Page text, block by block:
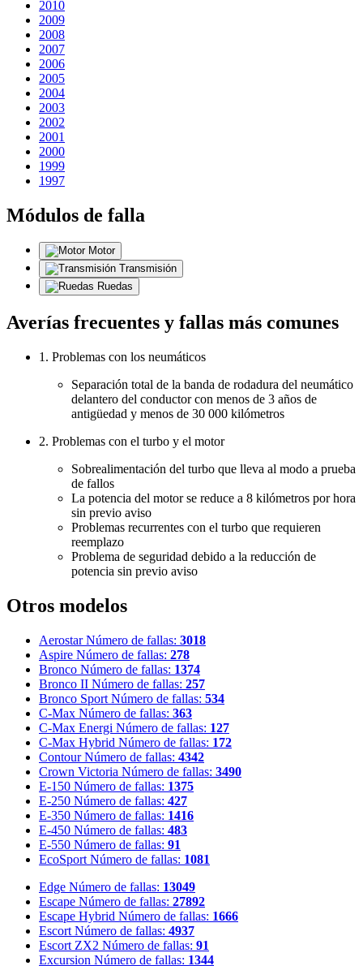
2010
2009
2008
2007
2006
2005
2004
2003
2002
2001
2000
1999
1997
Módulos de falla
Motor
Transmisión
Ruedas
Averías frecuentes y fallas más comunes
1. Problemas con los neumáticos
Separación total de la banda de rodadura del neumático
delantero del conductor con menos de 3 años de
antigüedad y menos de 30 000 kilómetros
2. Problemas con el turbo y el motor
Sobrealimentación del turbo que lleva al modo a prueba
de fallos
La potencia del motor se reduce a 8 kilómetros por hora
sin previo aviso
Problemas recurrentes con el turbo que requieren
reemplazo
Problema de seguridad debido a la reducción de
potencia sin previo aviso
Otros modelos
Aerostar Número de fallas: 3018
Aspire Número de fallas: 278
Bronco Número de fallas: 1374
Bronco II Número de fallas: 257
Bronco Sport Número de fallas: 534
C-Max Número de fallas: 363
C-Max Energi Número de fallas: 127
C-Max Hybrid Número de fallas: 172
Contour Número de fallas: 4342
Crown Victoria Número de fallas: 3490
E-150 Número de fallas: 1375
E-250 Número de fallas: 427
E-350 Número de fallas: 1416
E-450 Número de fallas: 483
E-550 Número de fallas: 91
EcoSport Número de fallas: 1081
Edge Número de fallas: 13049
Escape Número de fallas: 27892
Escape Hybrid Número de fallas: 1666
Escort Número de fallas: 4937
Escort ZX2 Número de fallas: 91
Excursion Número de fallas: 1344